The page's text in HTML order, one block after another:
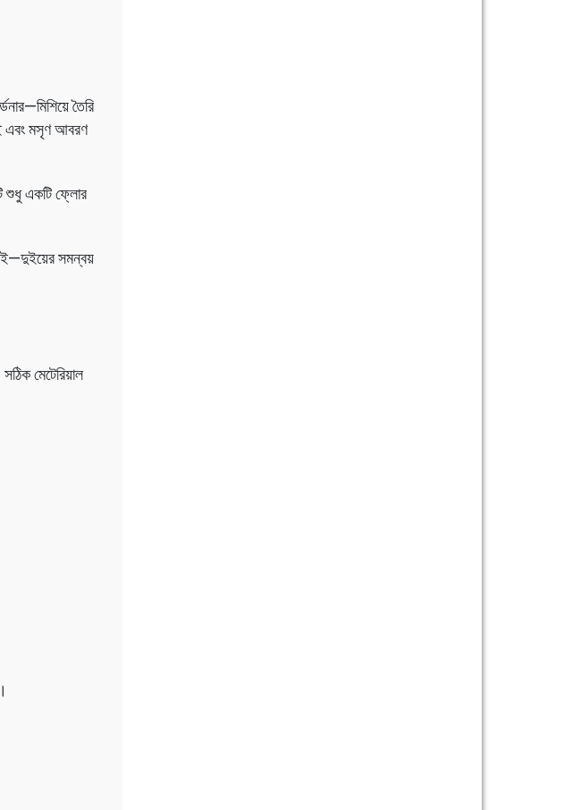
তৈরি
এবং মসৃণ আবরণ
শুধু একটি ফ্লোর
সমন্বয়
মেটেরিয়াল